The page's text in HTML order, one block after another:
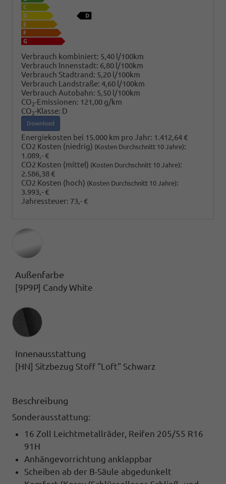
Verbrauch kombiniert: 5,40 l/100km
Verbrauch Innenstadt: 6,80 l/100km
Verbrauch Stadtrand: 5,20 l/100km
Verbrauch Landstraße: 4,60 l/100km
Verbrauch Autobahn: 5,50 l/100km
CO2-Emissionen: 121,00 g/km
CO2-Klasse: D
Download
Energiekosten bei 15.000 km pro Jahr: 1.412,64 €
CO2 Kosten (niedrig) (Kosten Durchschnitt 10 Jahre):
1.089,- €
CO2 Kosten (mittel) (Kosten Durchschnitt 10 Jahre):
2.586,38 €
CO2 Kosten (hoch) (Kosten Durchschnitt 10 Jahre):
3.993,- €
Jahressteuer: 73,- €
Außenfarbe
[9P9P] Candy White
Innenausstattung
Innenausstattung
[HN] Sitzbezug Stoff "Loft" Schwarz
Beschreibung
Sonderausstattung:
16 Zoll Leichtmetallräder, Reifen 205/55 R16
91H
Anhängevorrichtung anklappbar
Scheiben ab der B-Säule abgedunkelt